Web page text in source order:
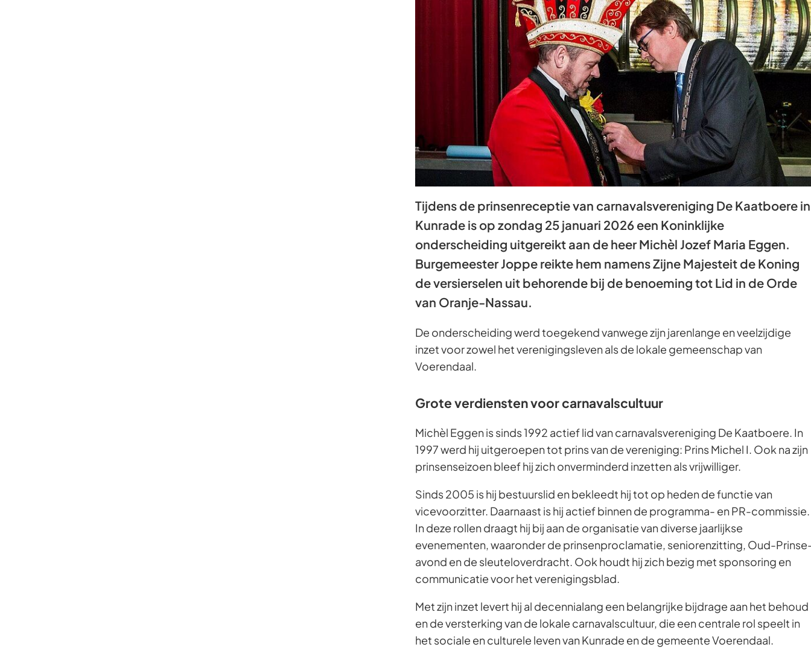
Gebruik
de
enter-
toets
om
een
waarde
te
selecteren.
Tijdens de prinsenreceptie van carnavalsvereniging De Kaatboere in
Kunrade is op zondag 25 januari 2026 een Koninklijke
onderscheiding uitgereikt aan de heer Michèl Jozef Maria Eggen.
Burgemeester Joppe reikte hem namens Zijne Majesteit de Koning
de versierselen uit behorende bij de benoeming tot Lid in de Orde
van Oranje-Nassau.
De onderscheiding werd toegekend vanwege zijn jarenlange en veelzijdige
inzet voor zowel het verenigingsleven als de lokale gemeenschap van
Voerendaal.
Grote verdiensten voor carnavalscultuur
Michèl Eggen is sinds 1992 actief lid van carnavalsvereniging De Kaatboere. In
1997 werd hij uitgeroepen tot prins van de vereniging: Prins Michel I. Ook na zijn
prinsenseizoen bleef hij zich onverminderd inzetten als vrijwilliger.
Sinds 2005 is hij bestuurslid en bekleedt hij tot op heden de functie van
vicevoorzitter. Daarnaast is hij actief binnen de programma- en PR-commissie.
In deze rollen draagt hij bij aan de organisatie van diverse jaarlijkse
evenementen, waaronder de prinsenproclamatie, seniorenzitting, Oud-
avond en de sleuteloverdracht. Ook houdt hij zich bezig met sponsoring en
communicatie voor het verenigingsblad.
Met zijn inzet levert hij al decennialang een belangrijke bijdrage aan het behoud
en de versterking van de lokale carnavalscultuur, die een centrale rol speelt in
het sociale en culturele leven van Kunrade en de gemeente Voerendaal.